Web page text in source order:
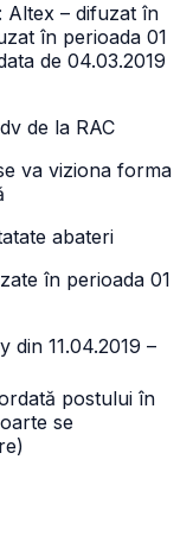
Altex – difuzat în
în perioada 01
de 04.03.2019
de la RAC
va viziona forma
abateri
în perioada 01
din 11.04.2019 –
postului în
se